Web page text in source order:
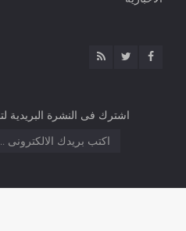
اشترك فى النشرة البريدية